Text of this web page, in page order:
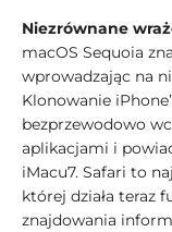
Niezrównane
macOS Sequoia
wprowadzając na
Klonowanie
bezprzewodowo
aplikacjami i
iMacu7. Safari to
której działa teraz
znajdowania